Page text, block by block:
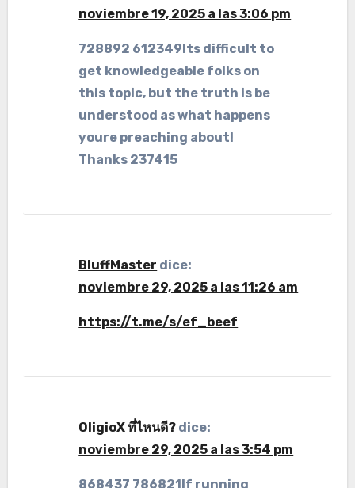
noviembre 19, 2025 a las 3:06 pm
728892 612349Its difficult to
get knowledgeable folks on
this topic, but the truth is be
understood as what happens
youre preaching about!
Thanks 237415
BluffMaster dice:
noviembre 29, 2025 a las 11:26 am
https://t.me/s/ef_beef
OligioX ที่ไหนดี? dice:
noviembre 29, 2025 a las 3:54 pm
868437 786821If running